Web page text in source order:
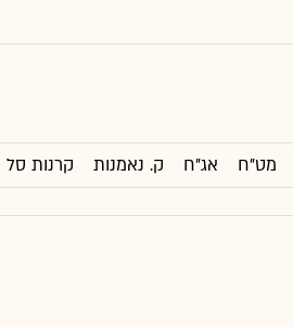
מט"ח אג"ח ק. נאמנות קרנות סל